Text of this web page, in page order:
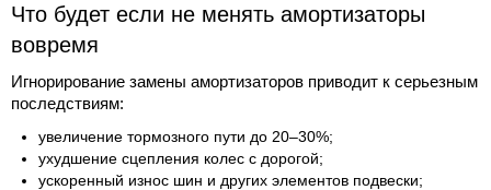
Что будет если не менять амортизаторы
вовремя
Игнорирование замены амортизаторов приводит к серьезным
последствиям:
увеличение тормозного пути до 20–30%;
ухудшение сцепления колес с дорогой;
ускоренный износ шин и других элементов подвески;